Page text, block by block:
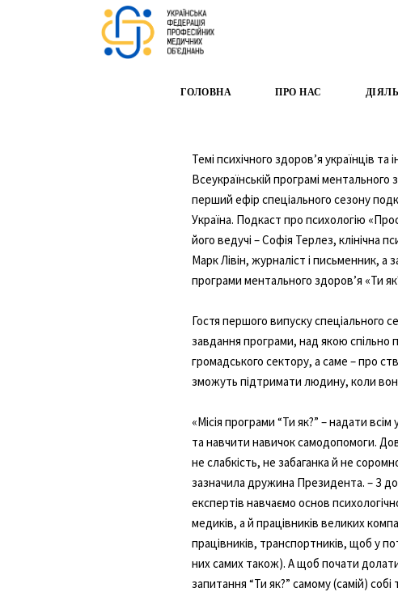
ГОЛОВНА ПРО НАС
Темі психічного здоровʼя українців та
Всеукраїнській програмі
перший ефір спеціального сезону
Україна. Подкаст про психологію
його ведучі – Софія Терлез, клінічна
Марк Лівін, журналіст і письменник, а
програми ментального здоровʼя «Ти
Гостя першого випуску спеціального
завдання програми, над якою спільно
громадського сектору, а саме – про
зможуть підтримати людину, коли
«Місія програми “Ти як?” – надати
та навчити навичок самодопомоги.
не слабкість, не забаганка й не
зазначила дружина Президента. – З
експертів навчаємо основ
медиків, а й працівників великих
працівників, транспортників, щоб у
них самих також). А щоб почати
запитання “Ти як?” самому (самій)